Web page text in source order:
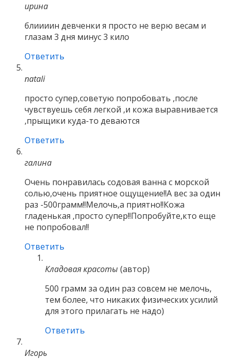
ирина
блиииин девченки я просто не верю весам и
глазам 3 дня минус 3 кило
Ответить
natali
просто супер,советую попробовать ,после
чувствуешь себя легкой ,и кожа выравнивается
,прыщики куда-то деваются
Ответить
галина
Очень понравилась содовая ванна с морской
солью,очень приятное ощущение!!А вес за один
раз -500грамм!!Мелочь,а приятно!!Кожа
гладенькая ,просто супер!!Попробуйте,кто еще
не попробовал!!
Ответить
Кладовая красоты (автор)
500 грамм за один раз совсем не мелочь,
тем более, что никаких физических усилий
для этого прилагать не надо)
Ответить
Игорь